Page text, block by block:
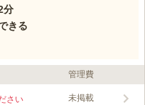
分
きる
管理費
さい 未掲載